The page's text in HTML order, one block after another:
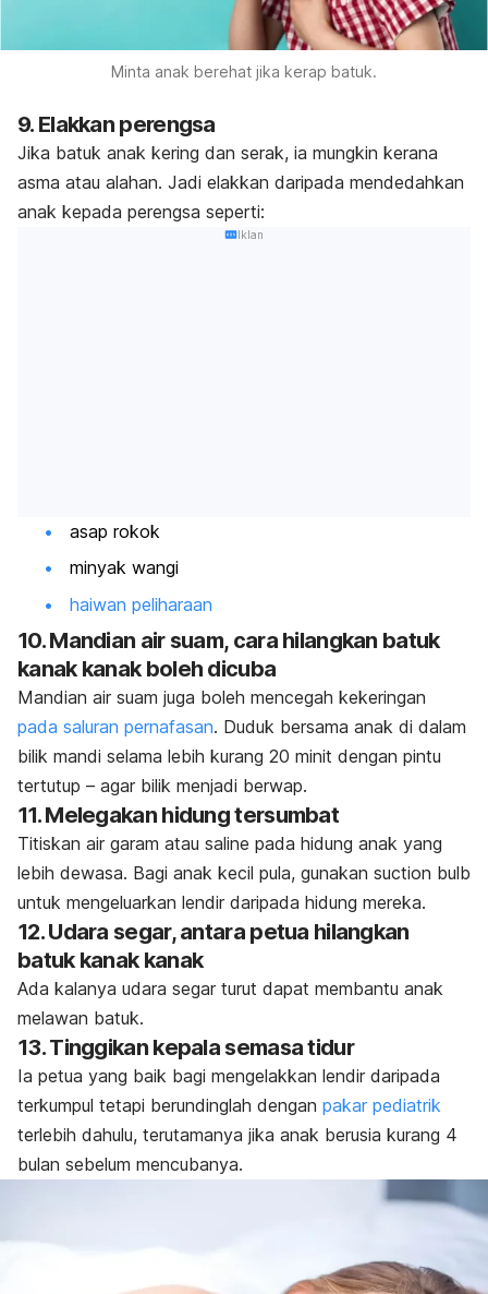
Minta anak berehat jika kerap batuk.
9. Elakkan perengsa
Jika batuk anak kering dan serak, ia mungkin kerana
asma atau alahan. Jadi elakkan daripada mendedahkan
anak kepada perengsa seperti:
Iklan
asap rokok
minyak wangi
haiwan peliharaan
10. Mandian air suam, cara hilangkan batuk
kanak kanak boleh dicuba
Mandian air suam juga boleh mencegah kekeringan
pada saluran pernafasan. Duduk bersama anak di dalam
bilik mandi selama lebih kurang 20 minit dengan pintu
tertutup – agar bilik menjadi berwap.
11. Melegakan hidung tersumbat
Titiskan air garam atau saline pada hidung anak yang
lebih dewasa. Bagi anak kecil pula, gunakan suction bulb
untuk mengeluarkan lendir daripada hidung mereka.
12. Udara segar, antara petua hilangkan
batuk kanak kanak
Ada kalanya udara segar turut dapat membantu anak
melawan batuk.
13. Tinggikan kepala semasa tidur
Ia petua yang baik bagi mengelakkan lendir daripada
terkumpul tetapi berundinglah dengan pakar pediatrik
terlebih dahulu, terutamanya jika anak berusia kurang 4
bulan sebelum mencubanya.